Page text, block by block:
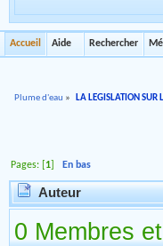
Accueil Aide Rechercher
Plume d'eau » LA LEGISLATION SUR
Pages: [ 1 ]En bas
Auteur
0 Membres